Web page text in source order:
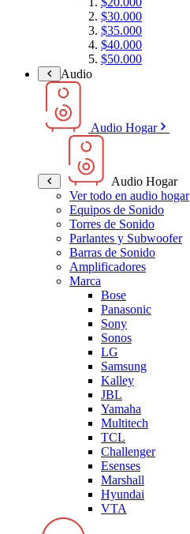
$30.000
$35.000
$40.000
$50.000
Audio
Audio Hogar
Audio Hogar
Ver todo en audio hogar
Equipos de Sonido
Torres de Sonido
Parlantes y Subwoofer
Barras de Sonido
Amplificadores
Marca
Bose
Panasonic
Sony
Sonos
LG
Samsung
Kalley
JBL
Yamaha
Multitech
TCL
Challenger
Esenses
Marshall
Hyundai
VTA